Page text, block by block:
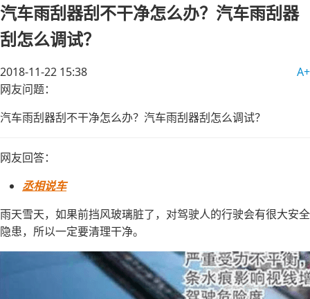
汽车雨刮器刮不干净怎么办？汽车雨刮器
刮怎么调试？
2018-11-22 15:38
A+
网友问题：
汽车雨刮器刮不干净怎么办？汽车雨刮器刮怎么调试？
网友回答：
丞相说车
雨天雪天，如果前挡风玻璃脏了，对驾驶人的行驶会有很大安全
隐患，所以一定要清理干净。